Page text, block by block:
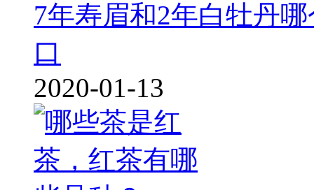
7年寿眉和2年白牡丹
口
2020-01-13